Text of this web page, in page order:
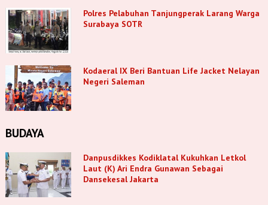
Polres Pelabuhan Tanjungperak Larang Warga
Surabaya SOTR
Kodaeral IX Beri Bantuan Life Jacket Nelayan
Negeri Saleman
BUDAYA
Danpusdikkes Kodiklatal Kukuhkan Letkol
Laut (K) Ari Endra Gunawan Sebagai
Dansekesal Jakarta